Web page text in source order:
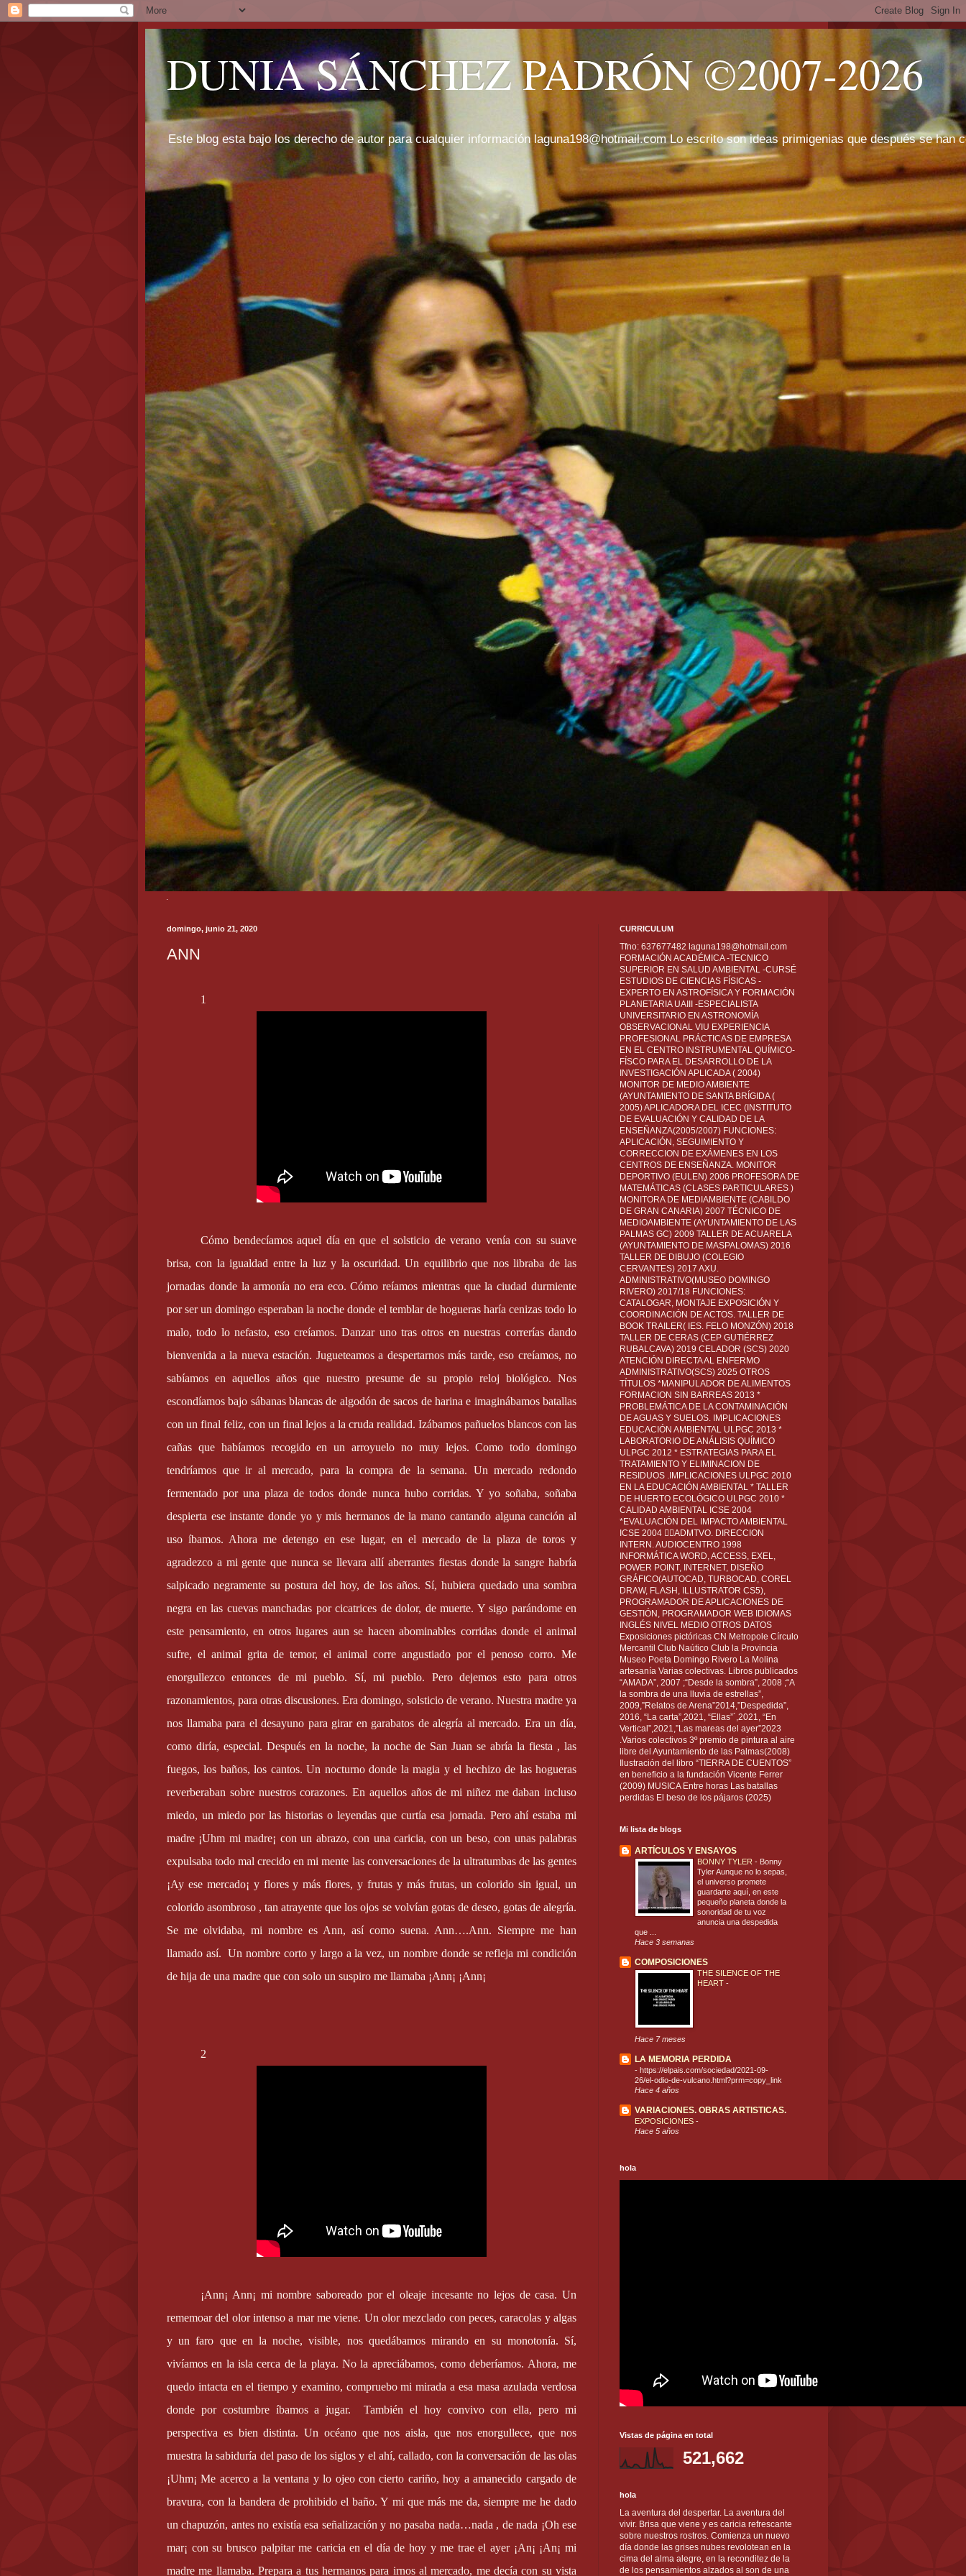
DUNIA SÁNCHEZ PADRÓN ©2007-2026
Este blog esta bajo los derecho de autor para cualquier información laguna198@hotmail.com Lo escrito son ideas primigenias que después se han
domingo, junio 21, 2020
ANN
1
Cómo bendecíamos aquel día en que el solsticio de verano venía con su suave
brisa, con la igualdad entre la luz y la oscuridad. Un equilibrio que nos libraba de las
jornadas donde la armonía no era eco. Cómo reíamos mientras que la ciudad durmiente
por ser un domingo esperaban la noche donde el temblar de hogueras haría cenizas todo lo
malo, todo lo nefasto, eso creíamos. Danzar uno tras otros en nuestras correrías dando
bienvenida a la nueva estación. Jugueteamos a despertarnos más tarde, eso creíamos, no
sabíamos en aquellos años que nuestro presume de su propio reloj biológico. Nos
escondíamos bajo sábanas blancas de algodón de sacos de harina e imaginábamos batallas
con un final feliz, con un final lejos a la cruda realidad. Izábamos pañuelos blancos con las
cañas que habíamos recogido en un arroyuelo no muy lejos. Como todo domingo
tendríamos que ir al mercado, para la compra de la semana. Un mercado redondo
fermentado por una plaza de todos donde nunca hubo corridas. Y yo soñaba, soñaba
despierta ese instante donde yo y mis hermanos de la mano cantando alguna canción al
uso íbamos. Ahora me detengo en ese lugar, en el mercado de la plaza de toros y
agradezco a mi gente que nunca se llevara allí aberrantes fiestas donde la sangre habría
salpicado negramente su postura del hoy, de los años. Sí, hubiera quedado una sombra
negra en las cuevas manchadas por cicatrices de dolor, de muerte. Y sigo parándome en
este pensamiento, en otros lugares aun se hacen abominables corridas donde el animal
sufre, el animal grita de temor, el animal corre angustiado por el penoso corro. Me
enorgullezco entonces de mi pueblo. Sí, mi pueblo. Pero dejemos esto para otros
razonamientos, para otras discusiones. Era domingo, solsticio de verano. Nuestra madre ya
nos llamaba para el desayuno para girar en garabatos de alegría al mercado. Era un día,
como diría, especial. Después en la noche, la noche de San Juan se abría la fiesta , las
fuegos, los baños, los cantos. Un nocturno donde la magia y el hechizo de las hogueras
reverberaban sobre nuestros corazones. En aquellos años de mi niñez me daban incluso
miedo, un miedo por las historias o leyendas que curtía esa jornada. Pero ahí estaba mi
madre ¡Uhm mi madre¡ con un abrazo, con una caricia, con un beso, con unas palabras
expulsaba todo mal crecido en mi mente las conversaciones de la ultratumbas de las gentes
¡Ay ese mercado¡ y flores y más flores, y frutas y más frutas, un colorido sin igual, un
colorido asombroso , tan atrayente que los ojos se volvían gotas de deseo, gotas de alegría.
Se me olvidaba, mi nombre es Ann, así como suena. Ann….Ann. Siempre me han
llamado así.
Un nombre corto y largo a la vez, un nombre donde se refleja mi condición
de hija de una madre que con solo un suspiro me llamaba ¡Ann¡ ¡Ann¡
2
¡Ann¡ Ann¡ mi nombre saboreado por el oleaje incesante no lejos de casa. Un
rememoar del olor intenso a mar me viene. Un olor mezclado con peces, caracolas y algas
y un faro que en la noche, visible, nos quedábamos mirando en su monotonía. Sí,
vivíamos en la isla cerca de la playa. No la apreciábamos, como deberíamos. Ahora, me
quedo intacta en el tiempo y examino, compruebo mi mirada a esa masa azulada verdosa
donde por costumbre íbamos a jugar.
También el hoy convivo con ella, pero mi
perspectiva es bien distinta. Un océano que nos aisla, que nos enorgullece, que nos
muestra la sabiduría del paso de los siglos y el ahí, callado, con la conversación de las olas
¡Uhm¡ Me acerco a la ventana y lo ojeo con cierto cariño, hoy a amanecido cargado de
bravura, con la bandera de prohibido el baño. Y mi que más me da, siempre me he dado
un chapuzón, antes no existía esa señalización y no pasaba nada…nada , de nada ¡Oh ese
mar¡ con su brusco palpitar me caricia en el día de hoy y me trae el ayer ¡An¡ ¡An¡ mi
madre me llamaba. Prepara a tus hermanos para irnos al mercado, me decía con su vista
CURRICULUM
Tfno: 637677482 laguna198@hotmail.com
FORMACIÓN ACADÉMICA -TECNICO
SUPERIOR EN SALUD AMBIENTAL -CURSÉ
ESTUDIOS DE CIENCIAS FÍSICAS -
EXPERTO EN ASTROFÍSICA Y FORMACIÓN
PLANETARIA UAIII -ESPECIALISTA
UNIVERSITARIO EN ASTRONOMÍA
OBSERVACIONAL VIU EXPERIENCIA
PROFESIONAL PRÁCTICAS DE EMPRESA
EN EL CENTRO INSTRUMENTAL QUÍMICO-
FÍSCO PARA EL DESARROLLO DE LA
INVESTIGACIÓN APLICADA ( 2004)
MONITOR DE MEDIO AMBIENTE
(AYUNTAMIENTO DE SANTA BRÍGIDA (
2005) APLICADORA DEL ICEC (INSTITUTO
DE EVALUACIÓN Y CALIDAD DE LA
ENSEÑANZA(2005/2007) FUNCIONES:
APLICACIÓN, SEGUIMIENTO Y
CORRECCION DE EXÁMENES EN LOS
CENTROS DE ENSEÑANZA. MONITOR
DEPORTIVO (EULEN) 2006 PROFESORA DE
MATEMÁTICAS (CLASES PARTICULARES )
MONITORA DE MEDIAMBIENTE (CABILDO
DE GRAN CANARIA) 2007 TÉCNICO DE
MEDIOAMBIENTE (AYUNTAMIENTO DE LAS
PALMAS GC) 2009 TALLER DE ACUARELA
(AYUNTAMIENTO DE MASPALOMAS) 2016
TALLER DE DIBUJO (COLEGIO
CERVANTES) 2017 AXU.
ADMINISTRATIVO(MUSEO DOMINGO
RIVERO) 2017/18 FUNCIONES:
CATALOGAR, MONTAJE EXPOSICIÓN Y
COORDINACIÓN DE ACTOS. TALLER DE
BOOK TRAILER( IES. FELO MONZÓN) 2018
TALLER DE CERAS (CEP GUTIÉRREZ
RUBALCAVA) 2019 CELADOR (SCS) 2020
ATENCIÓN DIRECTA AL ENFERMO
ADMINISTRATIVO(SCS) 2025 OTROS
TÍTULOS *MANIPULADOR DE ALIMENTOS
FORMACION SIN BARREAS 2013 *
PROBLEMÁTICA DE LA CONTAMINACIÓN
DE AGUAS Y SUELOS. IMPLICACIONES
EDUCACIÓN AMBIENTAL ULPGC 2013 *
LABORATORIO DE ANÁLISIS QUÍMICO
ULPGC 2012 * ESTRATEGIAS PARA EL
TRATAMIENTO Y ELIMINACION DE
RESIDUOS .IMPLICACIONES ULPGC 2010
EN LA EDUCACIÓN AMBIENTAL * TALLER
DE HUERTO ECOLÓGICO ULPGC 2010 *
CALIDAD AMBIENTAL ICSE 2004
*EVALUACIÓN DEL IMPACTO AMBIENTAL
ICSE 2004 ADMTVO. DIRECCION
INTERN. AUDIOCENTRO 1998
INFORMÁTICA WORD, ACCESS, EXEL,
POWER POINT, INTERNET, DISEÑO
GRÁFICO(AUTOCAD, TURBOCAD, COREL
DRAW, FLASH, ILLUSTRATOR CS5),
PROGRAMADOR DE APLICACIONES DE
GESTIÓN, PROGRAMADOR WEB IDIOMAS
INGLÉS NIVEL MEDIO OTROS DATOS
Exposiciones pictóricas CN Metropole Círculo
Mercantil Club Naútico Club la Provincia
Museo Poeta Domingo Rivero La Molina
artesanía Varias colectivas. Libros publicados
“AMADA”, 2007 ;“Desde la sombra”, 2008 ;“A
la sombra de una lluvia de estrellas”,
2009,”Relatos de Arena”2014,”Despedida”,
2016, “La carta”,2021, “Ellas”´,2021, “En
Vertical”,2021,”Las mareas del ayer”2023
.Varios colectivos 3º premio de pintura al aire
libre del Ayuntamiento de las Palmas(2008)
Ilustración del libro “TIERRA DE CUENTOS”
en beneficio a la fundación Vicente Ferrer
(2009) MUSICA Entre horas Las batallas
perdidas El beso de los pájaros (2025)
Mi lista de blogs
ARTÍCULOS Y ENSAYOS
BONNY TYLER - Bonny
Tyler Aunque no lo sepas,
el universo promete
guardarte aquí, en este
pequeño planeta donde la
sonoridad de tu voz
anuncia una despedida
que ...
Hace 3 semanas
COMPOSICIONES
THE SILENCE OF THE
HEART -
Hace 7 meses
LA MEMORIA PERDIDA
- https://elpais.com/sociedad/2021-09-
26/el-odio-de-vulcano.html?prm=copy_link
Hace 4 años
VARIACIONES. OBRAS ARTISTICAS.
EXPOSICIONES -
Hace 5 años
hola
Vistas de página en total
521,662
hola
La aventura del despertar. La aventura del
vivir. Brisa que viene y es caricia refrescante
sobre nuestros rostros. Comienza un nuevo
día donde las grises nubes revolotean en la
cima del alma alegre, en la reconditez de la
de los pensamientos alzados al son de una